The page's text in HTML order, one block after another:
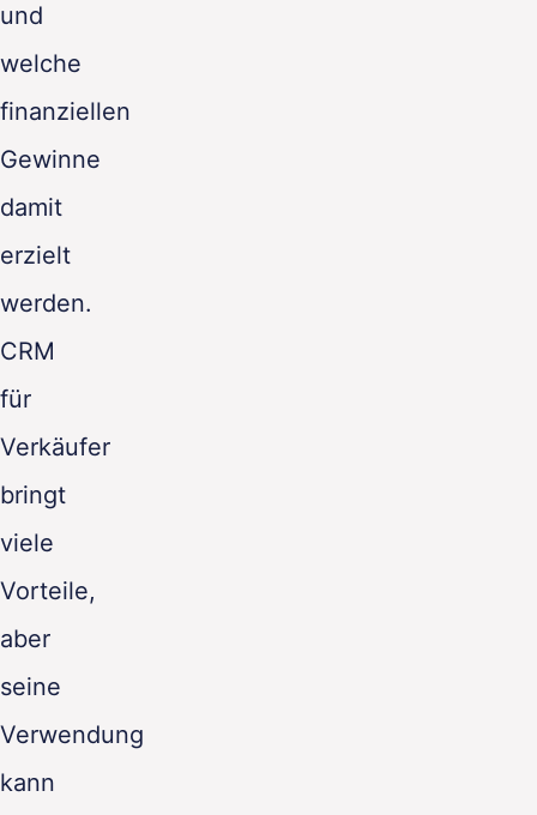
und
welche
finanziellen
Gewinne
damit
erzielt
werden.
CRM
für
Verkäufer
bringt
viele
Vorteile,
aber
seine
Verwendung
kann